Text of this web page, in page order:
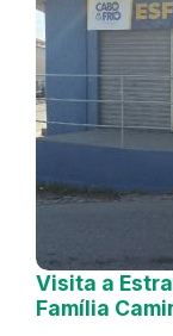
Visita a
Família